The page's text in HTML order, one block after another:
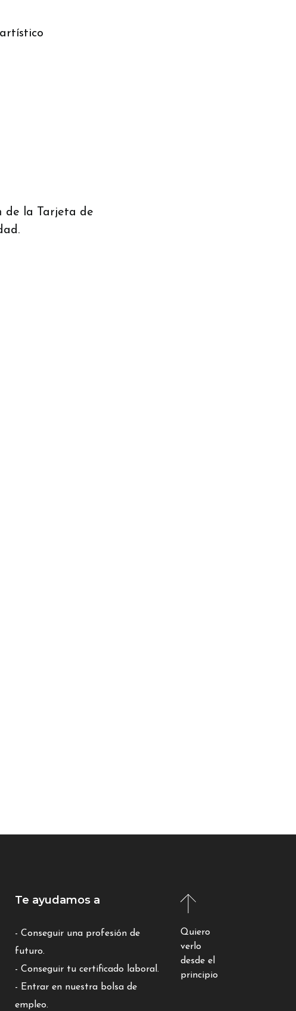
de la Tarjeta de
Te ayudamos a
- Conseguir una profesión de
futuro.
- Conseguir tu certificado laboral.
- Entrar en nuestra bolsa de
empleo.
Quiero
verlo
desde el
principio